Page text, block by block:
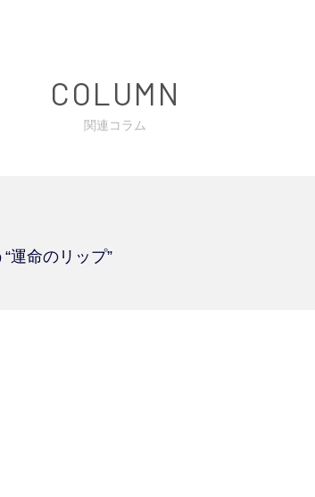
COLUMN
関連コラム
運命のリップ”